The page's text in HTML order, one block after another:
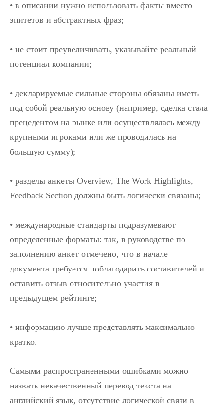
• в описании нужно использовать факты вместо
эпитетов и абстрактных фраз;
• не стоит преувеличивать, указывайте реальный
потенциал компании;
• декларируемые сильные стороны обязаны иметь
под собой реальную основу (например, сделка стала
прецедентом на рынке или осуществлялась между
крупными игроками или же проводилась на
большую сумму);
• разделы анкеты Overview, The Work Highlights,
Feedback Section должны быть логически связаны;
• международные стандарты подразумевают
определенные форматы: так, в руководстве по
заполнению анкет отмечено, что в начале
документа требуется поблагодарить составителей и
оставить отзыв относительно участия в
предыдущем рейтинге;
• информацию лучше представлять максимально
кратко.
Самыми распространенными ошибками можно
назвать некачественный перевод текста на
английский язык, отсутствие логической связи в